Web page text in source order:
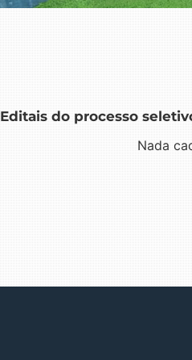
Editais do processo
Nada